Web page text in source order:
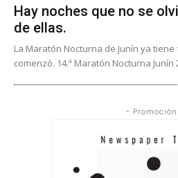
Hay noches que no se
de ellas.
La Maratón Nocturna de Junín ya
comenzó. 14.ª Maratón Nocturna Junín
-